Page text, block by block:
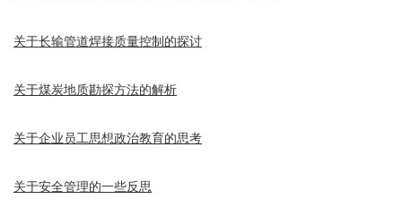
关于长输管道焊接质量控制的探讨
关于煤炭地质勘探方法的解析
关于企业员工思想政治教育的思考
关于安全管理的一些反思